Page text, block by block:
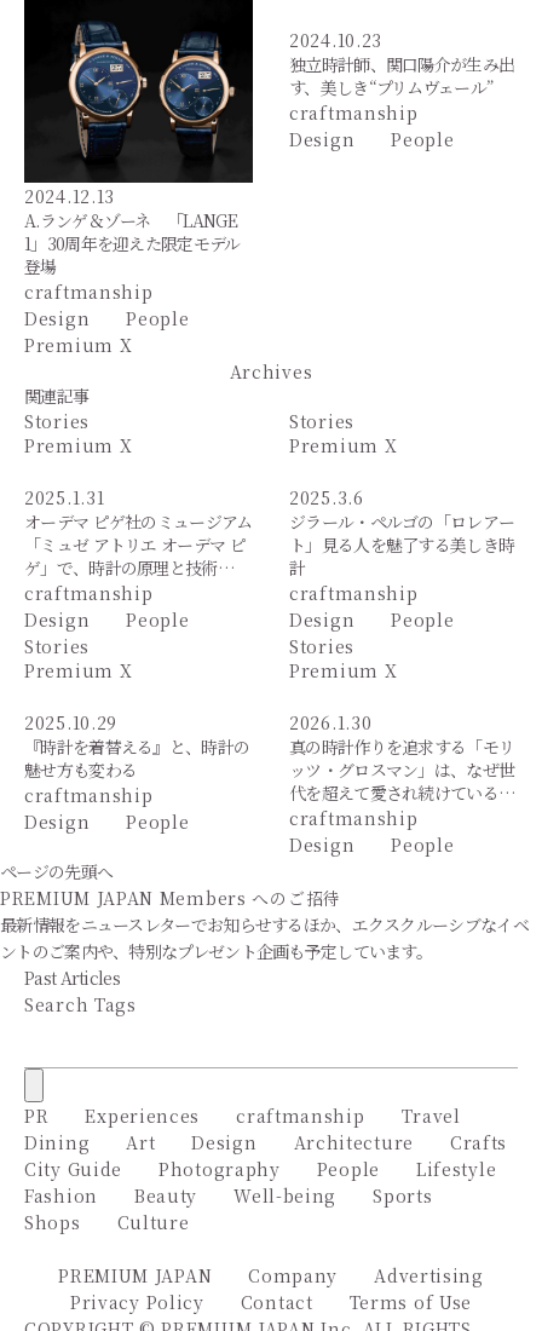
2024.12.13
A.ランゲ＆ゾーネ 「LANGE
1」30周年を迎えた限定モデル
登場
craftmanship
Design
People
2024.10.23
独立時計師、関口陽介が生み出
す、美しき“プリムヴェール”
craftmanship
Design
People
Premium X
Archives
関連記事
Stories
Premium X
2025.1.31
オーデマ ピゲ社のミュージアム
「ミュゼ アトリエ オーデマ ピ
ゲ」で、時計の原理と技術…
craftmanship
Design
People
Stories
Premium X
2025.3.6
ジラール・ペルゴの「ロレアー
ト」見る人を魅了する美しき時
計
craftmanship
Design
People
Stories
Premium X
2025.10.29
『時計を着替える』と、時計の
魅せ方も変わる
craftmanship
Design
People
Stories
Premium X
2026.1.30
真の時計作りを追求する「モリ
ッツ・グロスマン」は、なぜ世
代を超えて愛され続けている…
craftmanship
Design
People
ページの先頭へ
PREMIUM JAPAN Members へのご招待
最新情報をニュースレターでお知らせするほか、エクスクルーシブなイベ
ントのご案内や、特別なプレゼント企画も予定しています。
Past Articles
Search Tags
PR Experiences craftmanship
Travel
Dining
Art Design Architecture
Crafts
City Guide
Photography People
Lifestyle
Fashion
Beauty Well-being
Sports
Shops
Culture
PREMIUM JAPAN Company
Advertising
Privacy Policy
Contact
Terms of Use